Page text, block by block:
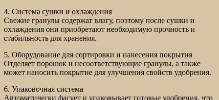
4. Система сушки и охлаждения
Свежие гранулы содержат влагу, поэтому после сушки и
охлаждения они приобретают необходимую прочность и
стабильность для хранения.
5. Оборудование для сортировки и нанесения покрытия
Отделяет порошок и несоответствующие гранулы, а также
может наносить покрытие для улучшения свойств удобрения.
6. Упаковочная система
Автоматически фасует и упаковывает готовые удобрения, что